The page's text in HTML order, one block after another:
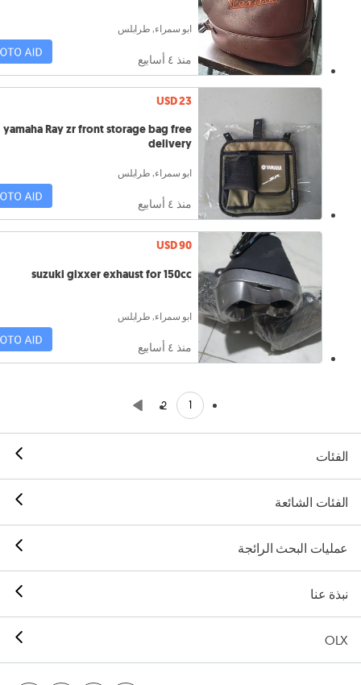
ابو سمراء, طرابلس
منذ ٤ أسابيع
USD 23
yamaha Ray zr front storage bag free
delivery
ابو سمراء, طرابلس
منذ ٤ أسابيع
USD 90
suzuki gixxer exhaust for 150cc
ابو سمراء, طرابلس
منذ ٤ أسابيع
1
2
الفئات
الفئات الشائعة
عمليات البحث الرائجة
نبذة عنا
OLX